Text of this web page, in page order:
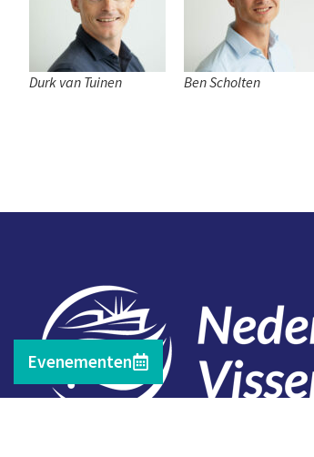
Durk van Tuinen Ben Scholten
Evenementen